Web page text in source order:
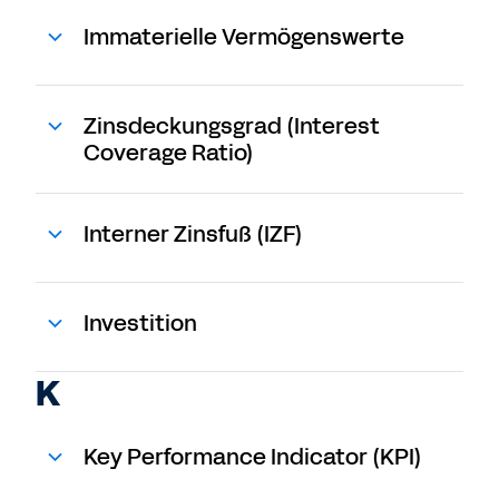
Immaterielle Vermögenswerte
Zinsdeckungsgrad (Interest
Coverage Ratio)
Interner Zinsfuß (IZF)
Investition
K
Key Performance Indicator (KPI)